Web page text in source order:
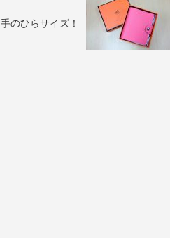
手のひらサイズ！